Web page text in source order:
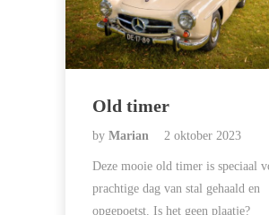
Old timer
by Marian 2 oktober 2023
Deze mooie old timer is speciaal
prachtige dag van stal gehaald en
opgepoetst. Is het geen plaatje?